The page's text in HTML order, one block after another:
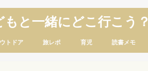
もと一緒にどこ行こう？
トドア 旅レポ 育児 読書メモ